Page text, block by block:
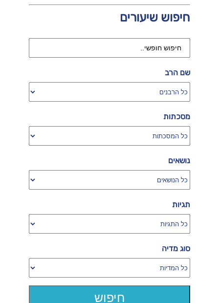
חיפוש שיעורים
שם הרב
מסכתות
נושאים
תגיות
סוג מדיה